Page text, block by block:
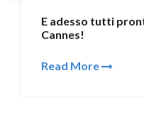
E adesso tutti
Cannes!
Read More